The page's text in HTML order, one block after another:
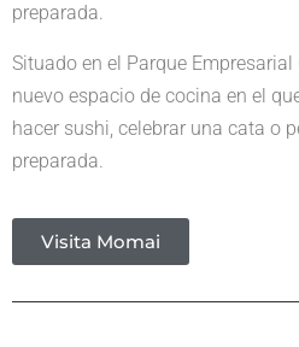
preparada.
Situado en el Parque Empresarial
nuevo espacio de cocina en el
hacer sushi, celebrar una cata o
preparada.
Visita Momai